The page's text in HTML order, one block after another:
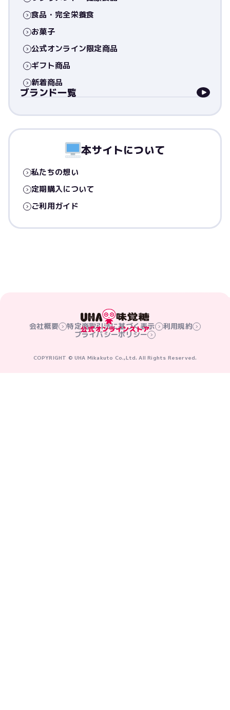
食品・完全栄養食
お菓子
公式オンライン限定商品
ギフト商品
新着商品
ブランド一覧
本サイトについて
私たちの想い
定期購入について
ご利用ガイド
会社概要 特定商取引法に基づく表示
利用規約
プライバシーポリシー
COPYRIGHT © UHA Mikakuto Co.,Ltd. All Rights Reserved.